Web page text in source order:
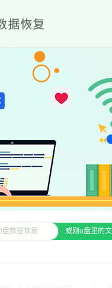
盘数据恢复 威刚u盘里的